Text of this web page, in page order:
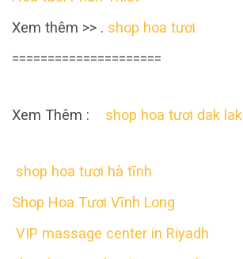
Xem thêm >> . shop hoa tươi
=====================
Xem Thêm : shop hoa tươi dak lak
shop hoa tươi hà tĩnh
Shop Hoa Tươi Vĩnh Long
VIP massage center in Riyadh